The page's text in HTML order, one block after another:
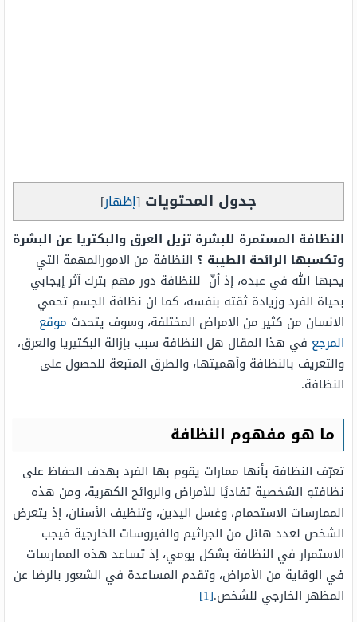
جدول المحتويات [إظهار]
النظافة المستمرة للبشرة تزيل العرق والبكتريا عن البشرة
وتكسبها الرائحة الطيبة ؟ النظافة من الامورالمهمة التي
يحبها الله في عبده، إذ أنّ للنظافة دور مهم بترك آثر إيجابي
بحياة الفرد وزيادة ثقته بنفسه، كما ان نظافة الجسم تحمي
الانسان من كثير من الامراض المختلفة، وسوف يتحدث موقع
المرجع في هذا المقال هل النظافة سبب بإزالة البكتيريا والعرق،
والتعريف بالنظافة وأهميتها، والطرق المتبعة للحصول على
النظافة.
ما هو مفهوم النظافة
تعرّف النظافة بأنها ممارات يقوم بها الفرد بهدف الحفاظ على
نظافتهِ الشخصية تفاديًا للأمراض والروائح الكهرية، ومن هذه
الممارسات الاستحمام، وغسل اليدين، وتنظيف الأسنان، إذ يتعرض
الشخص لعدد هائل من الجراثيم والفيروسات الخارجية فيجب
الاستمرار في النظافة بشكل يومي، إذ تساعد هذه الممارسات
في الوقاية من الأمراض، وتقدم المساعدة في الشعور بالرضا عن
المظهر الخارجي للشخص.[1]